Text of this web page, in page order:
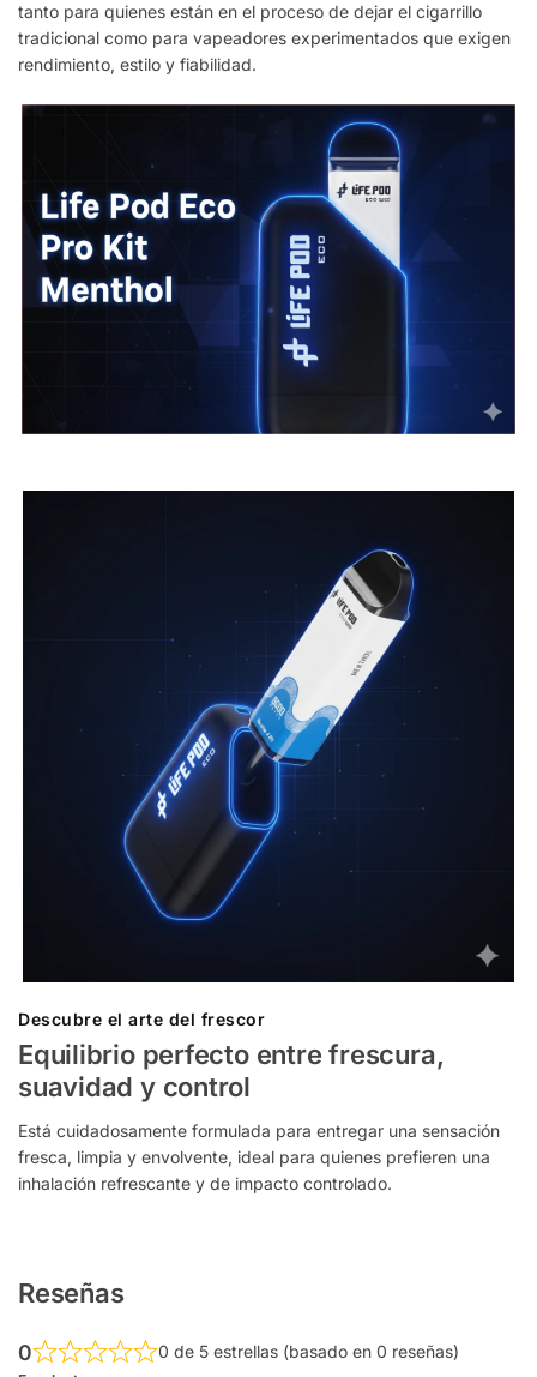
tanto para quienes están en el proceso de dejar el cigarrillo
tradicional como para vapeadores experimentados que exigen
rendimiento, estilo y fiabilidad.
Descubre el arte del frescor
Equilibrio perfecto entre frescura,
suavidad y control
Está cuidadosamente formulada para entregar una sensación
fresca, limpia y envolvente, ideal para quienes prefieren una
inhalación refrescante y de impacto controlado.
Reseñas
0 0 de 5 estrellas (basado en 0 reseñas)